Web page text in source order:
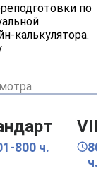
по
калькулятора.
800 ч.
VIP
ч.